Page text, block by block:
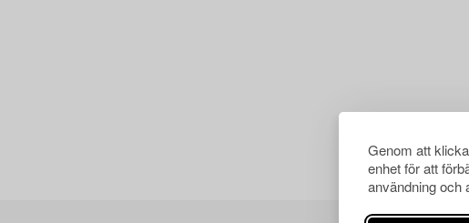
Genom att
enhet för att
användning och